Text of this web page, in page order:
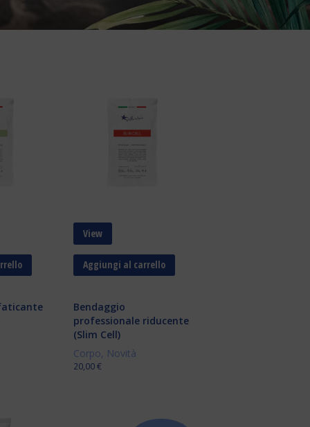
View
Aggiungi al carrello
Bendaggio
professionale riducente
(Slim Cell)
Corpo, Novità
20,00€